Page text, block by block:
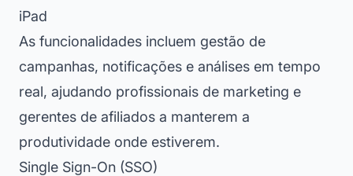
iPad
As funcionalidades incluem gestão de
campanhas, notificações e análises em tempo
real, ajudando profissionais de marketing e
gerentes de afiliados a manterem a
produtividade onde estiverem.
Single Sign-On (SSO)